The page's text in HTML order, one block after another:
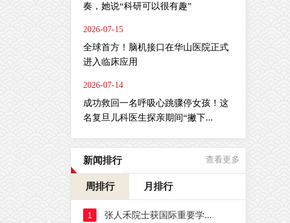
奏，她说“科研可以很有趣”
2026-07-15
全球首方！脑机接口在华山医院正式
进入临床应用
2026-07-14
成功救回一名呼吸心跳骤停女孩！这
名复旦儿科医生探亲期间“撇下...
新闻排行 查看更多
周排行 月排行